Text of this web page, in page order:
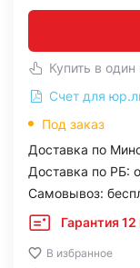
Купить в один
Счет для
Под заказ
Доставка по
Доставка по РБ:
Самовывоз:
Гарантия
В избранное